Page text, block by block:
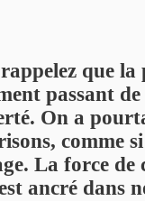
que
passant
On a
comme
La force de
ancré dans